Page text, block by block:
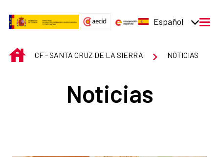
Español
INICIOCF - SANTA CRUZ DE LA SIERRA NOTICIAS
Noticias